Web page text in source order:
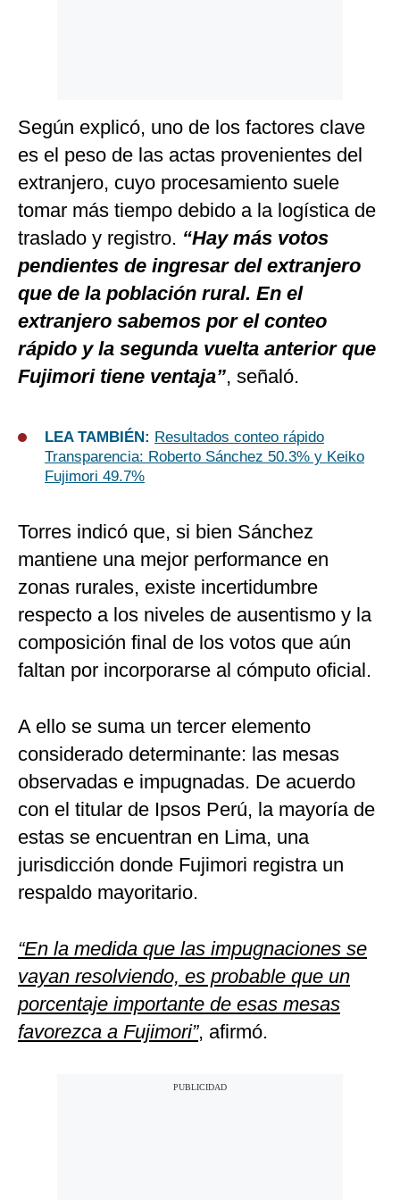
Según explicó, uno de los factores clave
es el peso de las actas provenientes del
extranjero, cuyo procesamiento suele
tomar más tiempo debido a la logística de
traslado y registro. “Hay más votos
pendientes de ingresar del extranjero
que de la población rural. En el
extranjero sabemos por el conteo
rápido y la segunda vuelta anterior que
Fujimori tiene ventaja”, señaló.
LEA TAMBIÉN: Resultados conteo rápido
Transparencia: Roberto Sánchez 50.3% y Keiko
Fujimori 49.7%
Torres indicó que, si bien Sánchez
mantiene una mejor performance en
zonas rurales, existe incertidumbre
respecto a los niveles de ausentismo y la
composición final de los votos que aún
faltan por incorporarse al cómputo oficial.
A ello se suma un tercer elemento
considerado determinante: las mesas
observadas e impugnadas. De acuerdo
con el titular de Ipsos Perú, la mayoría de
estas se encuentran en Lima, una
jurisdicción donde Fujimori registra un
respaldo mayoritario.
“En la medida que las impugnaciones se
vayan resolviendo, es probable que un
porcentaje importante de esas mesas
favorezca a Fujimori”, afirmó.